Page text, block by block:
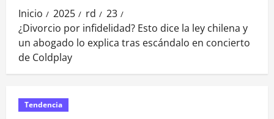
Inicio 2025 rd
23
¿Divorcio por infidelidad? Esto dice la ley chilena y
un abogado lo explica tras escándalo en concierto
de Coldplay
Tendencia